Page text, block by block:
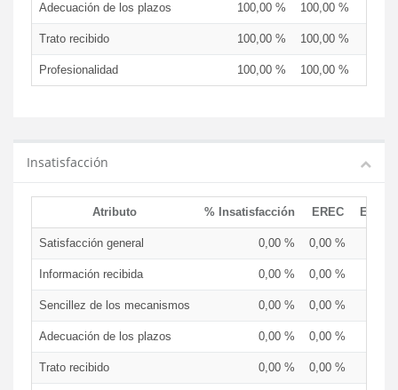
Adecuación de los plazos 100,00 % 100,00 %
Trato recibido 100,00 % 100,00 %
Profesionalidad 100,00 % 100,00 %
Insatisfacción
Atributo % Insatisfacción EREC
Satisfacción general 0,00 % 0,00 %
Información recibida 0,00 % 0,00 %
Sencillez de los mecanismos 0,00 % 0,00 %
Adecuación de los plazos 0,00 % 0,00 %
Trato recibido 0,00 % 0,00 %